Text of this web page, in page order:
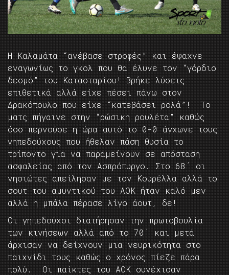
Η Καλαμάτα “ανέβασε στροφές” και έψαχνε
εναγωνίως το γκολ που θα έλυνε τον “γόρδιο
δεσμό” του Κατασταρίου! Βρήκε λύσεις
επιθετικά αλλά είχε πέσει πάνω στον
Δρακόπουλο που είχε “κατεβάσει ρολά”! Το
ματς πήγαινε στην “ρώσικη ρουλέτα” καθώς
όσο περνούσε η ώρα αυτό το 0-0 άγχωνε τους
γηπεδούχους που ήθελαν πάση θυσία το
τρίποντο για να παραμείνουν σε απόσταση
ασφαλείας από τον Ασπρόπυργο. Στο 68΄ οι
νησιώτες απείλησαν με τον Κουρέλλα αλλά το
σουτ του αμυντικού του ΑΟΚ ήταν καλό μεν
αλλά η μπάλα πέρασε λίγο άουτ, δε!
Οι γηπεδούχοι διατήρησαν την πρωτοβουλία
των κινήσεων αλλά από το 70΄ και μετά
άρχισαν να δείχνουν μια νευρικότητα στο
παιχνίδι τους καθώς ο χρόνος πίεζε πάρα
πολύ. Οι παίκτες του ΑΟΚ συνέχισαν